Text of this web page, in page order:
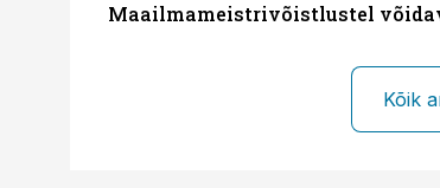
Maailmameistrivõistlustel
Kõik